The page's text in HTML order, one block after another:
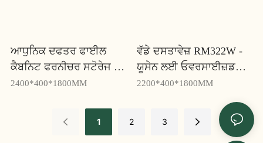
ਆਧੁਨਿਕ ਦਫਤਰ ਫਾਈਲ
ਕੈਬਨਿਟ ਫਰਨੀਚਰ ਸਟੋਰੇਜ ਦੀ
ਕਿਸਮ ਅਤੇ ਸਮੱਗਰੀ
2400*400*1800MM
ਵੱਡੇ ਦਸਤਾਵੇਜ਼ RM322W -
ਯੂਸੇਨ ਲਈ ਓਵਰਸਾਈਜ਼ਡ
ਦਰਾਜ਼ਾਂ ਦੇ ਨਾਲ ਲੱਕੜ ਦੀ
2200*400*1800MM
1 2 3